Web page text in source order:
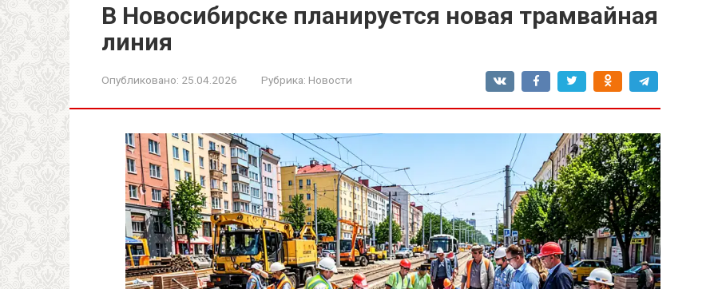
В Новосибирске планируется новая трамвайная
линия
Опубликовано: 25.04.2026 Рубрика: Новости